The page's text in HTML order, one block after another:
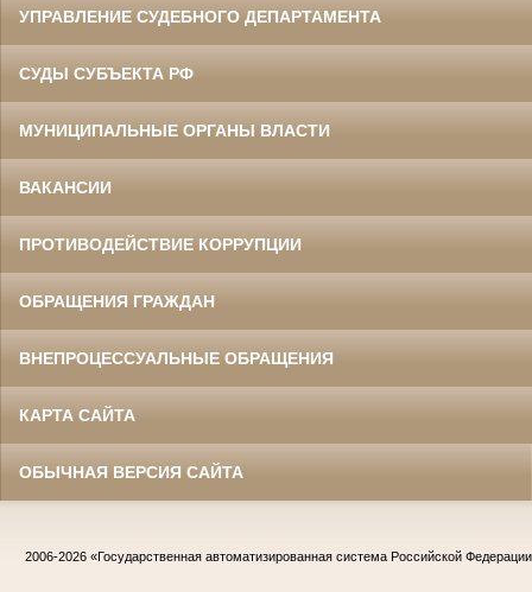
УПРАВЛЕНИЕ СУДЕБНОГО ДЕПАРТАМЕНТА
СУДЫ СУБЪЕКТА РФ
МУНИЦИПАЛЬНЫЕ ОРГАНЫ ВЛАСТИ
ВАКАНСИИ
ПРОТИВОДЕЙСТВИЕ КОРРУПЦИИ
ОБРАЩЕНИЯ ГРАЖДАН
ВНЕПРОЦЕССУАЛЬНЫЕ ОБРАЩЕНИЯ
КАРТА САЙТА
ОБЫЧНАЯ ВЕРСИЯ САЙТА
2006-2026 «Государственная автоматизированная система Российской